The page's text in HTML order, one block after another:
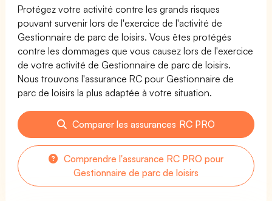
Protégez votre activité contre les grands risques
pouvant survenir lors de l'exercice de l'activité de
Gestionnaire de parc de loisirs. Vous êtes protégés
contre les dommages que vous causez lors de l'exercice
de votre activité de Gestionnaire de parc de loisirs.
Nous trouvons l'assurance RC pour Gestionnaire de
parc de loisirs la plus adaptée à votre situation.
Comparer les assurances RC PRO
Comprendre l'assurance RC PRO pour
Gestionnaire de parc de loisirs